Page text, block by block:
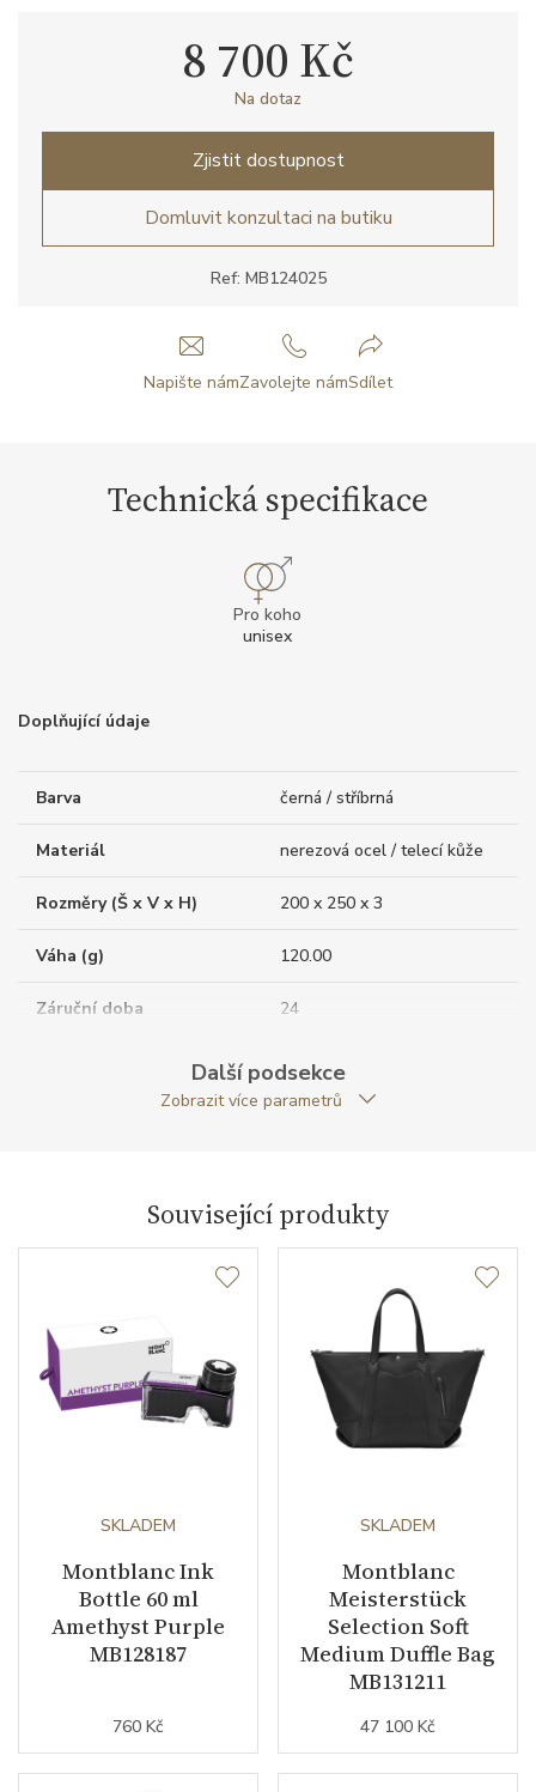
Ref: MB124025
8 700 Kč
Na dotaz
Zjistit dostupnost
Domluvit konzultaci na butiku
Napište námZavolejte námSdílet
Technická specifikace
Pro koho
unisex
Doplňující údaje
Barva černá / stříbrná
Materiál nerezová ocel / telecí kůže
Rozměry (Š x V x H) 200 x 250 x 3
Váha (g) 120.00
Záruční doba
24
Core Lines
Další podsekce
Zobrazit více parametrů
Související produkty
SKLADEM
Montblanc Ink
Bottle 60 ml
Amethyst Purple
MB128187
760 Kč
SKLADEM
Montblanc
Meisterstück
Selection Soft
Medium Duffle Bag
MB131211
47 100 Kč